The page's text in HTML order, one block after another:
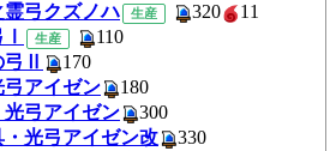
霊弓クズノハ 生産 320
Ⅰ 生産
110
弓Ⅱ
170
弓アイゼン
180
光弓アイゼン
300
・光弓アイゼン改